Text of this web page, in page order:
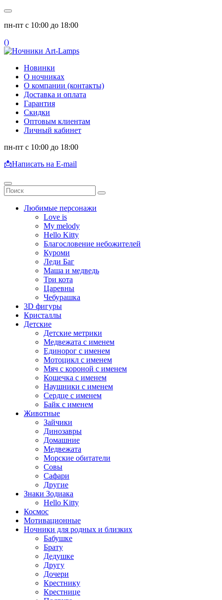
пн-пт с 10:00 до 18:00
()
Новинки
О ночниках
О компании (контакты)
Доставка и оплата
Гарантия
Скидки
Оптовым клиентам
Личный кабинет
пн-пт с 10:00 до 18:00
📩Написать на E-mail
Любимые персонажи
Love is
My melody
Hello Kitty
Благословение небожителей
Куроми
Леди Баг
Маша и медведь
Три кота
Царевны
Чебурашка
3D фигуры
Кристаллы
Детские
Детские метрики
Медвежата с именем
Единорог с именем
Мотоцикл с именем
Мяч с короной с именем
Кошечка с именем
Наушники с именем
Сердце с именем
Байк с именем
Животные
Зайчики
Динозавры
Домашние
Медвежата
Морские обитатели
Совы
Сафари
Другие
Знаки Зодиака
Hello Kitty
Космос
Мотивационные
Ночники для родных и близких
Бабушке
Брату
Дедушке
Другу
Дочери
Крестнику
Крестнице